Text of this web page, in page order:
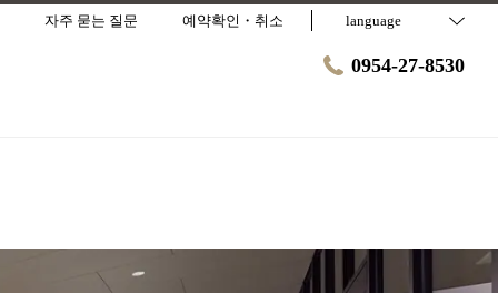
자주 묻는 질문 예약확인・취소 language
0954-27-8530